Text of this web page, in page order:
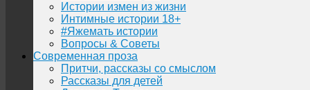
Истории измен из жизни
Интимные истории 18+
#Яжемать истории
Вопросы & Советы
Современная проза
Притчи, рассказы со смыслом
Рассказы для детей